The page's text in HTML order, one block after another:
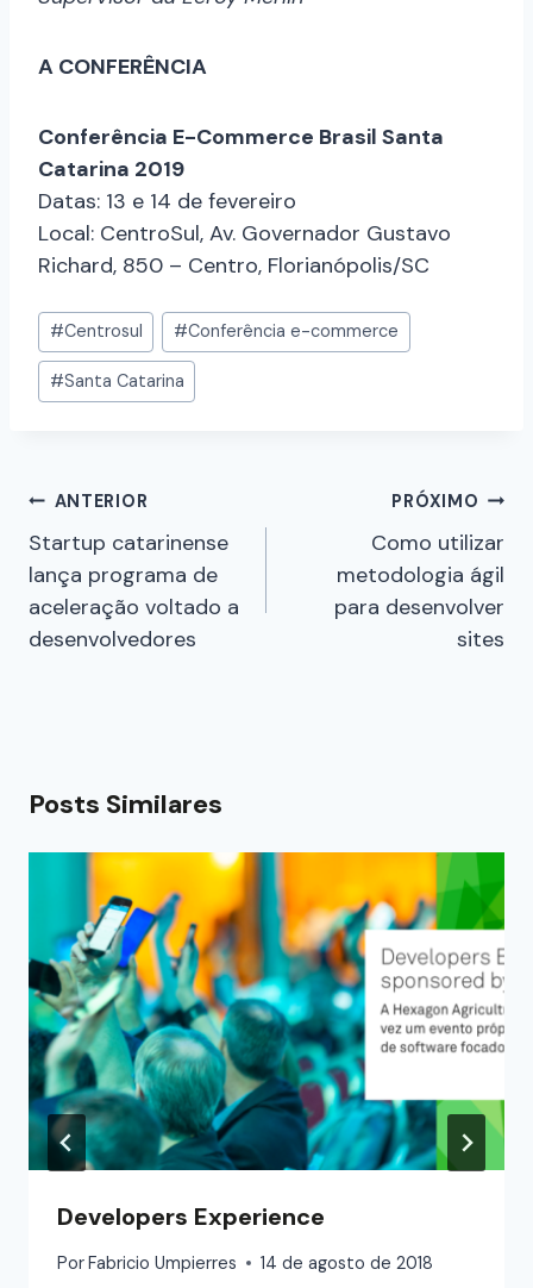
A CONFERÊNCIA
Conferência E-Commerce Brasil Santa
Catarina 2019
Datas: 13 e 14 de fevereiro
Local: CentroSul, Av. Governador Gustavo
Richard, 850 – Centro, Florianópolis/SC
#Centrosul #Conferência e-commerce
#Santa Catarina
ANTERIOR
Startup catarinense
lança programa de
aceleração voltado a
desenvolvedores
PRÓXIMO
Como utilizar
metodologia ágil
para desenvolver
sites
Posts Similares
Developers Experience
PorFabricio Umpierres 14 de agosto de 2018